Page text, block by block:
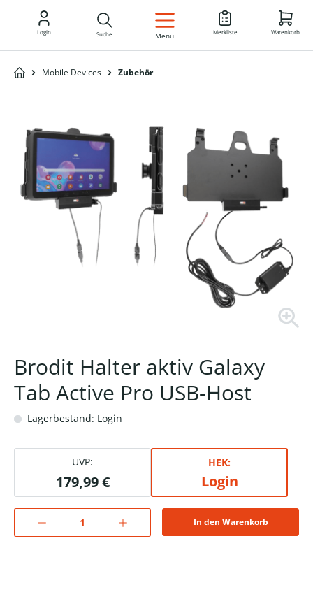
DE
Login Suche Menü Merkliste Warenkorb
Mobile Devices Zubehör
Brodit Halter aktiv Galaxy
Tab Active Pro USB-Host
Lagerbestand: Login
UVP:
179,99 €
HEK:
Login
In den Warenkorb